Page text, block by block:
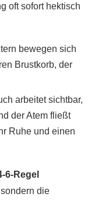
oft sofort hektisch
bewegen sich
Brustkorb, der
arbeitet sichtbar,
der Atem fließt
Ruhe und einen
6-Regel
die